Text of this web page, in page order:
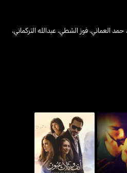
، حمد العماني،فوز الشطي،عبدالله التركماني،
أنف وثلاث عُيون